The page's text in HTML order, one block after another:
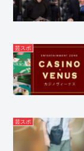
芸スポ
芸スポ